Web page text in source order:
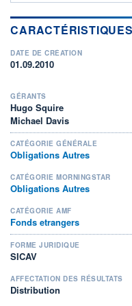
CARACTÉRISTIQUES
DATE DE CRÉATION
01.09.2010
GÉRANTS
Hugo Squire
Michael Davis
CATÉGORIE GÉNÉRALE
Obligations Autres
CATÉGORIE MORNINGSTAR
Obligations Autres
CATÉGORIE AMF
Fonds etrangers
FORME JURIDIQUE
SICAV
AFFECTATION DES RÉSULTATS
Distribution